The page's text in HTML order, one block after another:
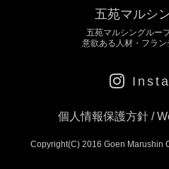
五苑マルシ
五苑マルシングルー
意欲ある人材・フラン
個人情報保護方針/
Copyright(C) 2016 Goen Marushin